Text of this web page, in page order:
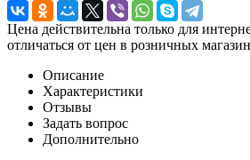
Цена действительна только для
отличаться от цен в розничных
Описание
Характеристики
Отзывы
Задать вопрос
Дополнительно